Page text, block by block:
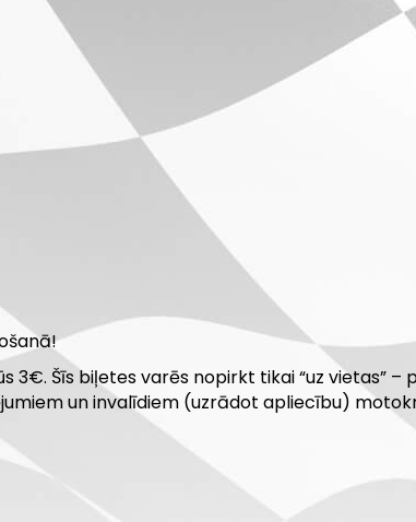
Šīs biļetes varēs nopirkt tikai “uz vietas” –
un invalīdiem (uzrādot apliecību)